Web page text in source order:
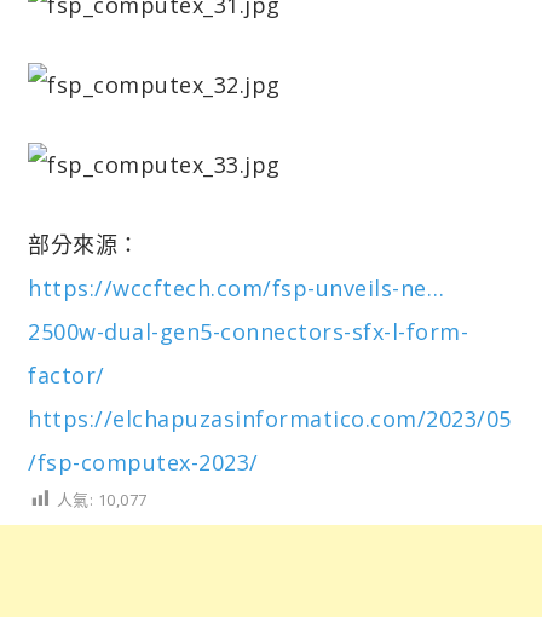
部分來源：
https://wccftech.com/fsp-unveils-ne…
2500w-dual-gen5-connectors-sfx-l-form-
factor/
https://elchapuzasinformatico.com/2023/05
/fsp-computex-2023/
人氣: 10,077